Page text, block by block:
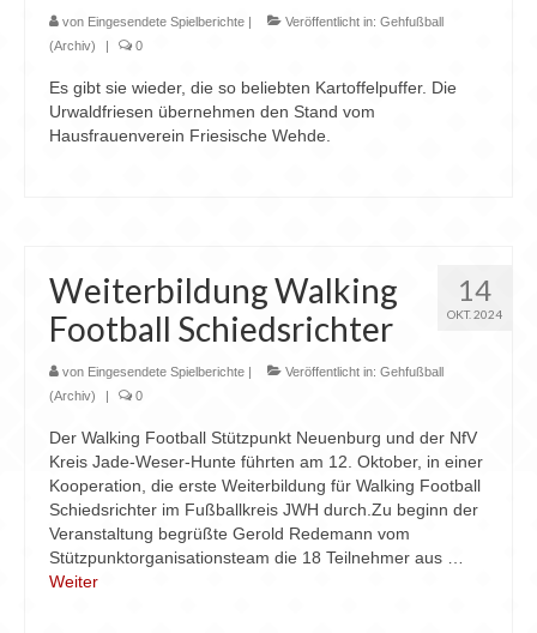
von Eingesendete Spielberichte | Veröffentlicht in: Gehfußball
(Archiv)
| 0
Es gibt sie wieder, die so beliebten Kartoffelpuffer. Die
Urwaldfriesen übernehmen den Stand vom
Hausfrauenverein Friesische Wehde.
14
OKT. 2024
Weiterbildung Walking
Football Schiedsrichter
von Eingesendete Spielberichte | Veröffentlicht in: Gehfußball
(Archiv)
| 0
Der Walking Football Stützpunkt Neuenburg und der NfV
Kreis Jade-Weser-Hunte führten am 12. Oktober, in einer
Kooperation, die erste Weiterbildung für Walking Football
Schiedsrichter im Fußballkreis JWH durch.Zu beginn der
Veranstaltung begrüßte Gerold Redemann vom
Stützpunktorganisationsteam die 18 Teilnehmer aus …
Weiter